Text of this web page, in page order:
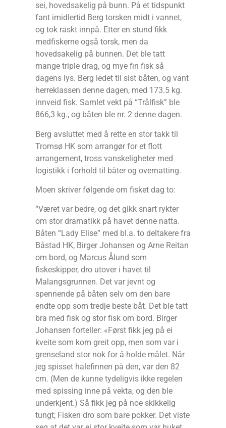
sei, hovedsakelig på bunn. På et tidspunkt
fant imidlertid Berg torsken midt i vannet,
og tok raskt innpå. Etter en stund fikk
medfiskerne også torsk, men da
hovedsakelig på bunnen. Det ble tatt
mange triple drag, og mye fin fisk så
dagens lys. Berg ledet til sist båten, og vant
herreklassen denne dagen, med 173.5 kg.
innveid fisk. Samlet vekt på “Trålfisk” ble
866,3 kg., og båten ble nr. 2 denne dagen.
Berg avsluttet med å rette en stor takk til
Tromsø HK som arrangør for et flott
arrangement, tross vanskeligheter med
logistikk i forhold til båter og overnatting.
Moen skriver følgende om fisket dag to:
“Været var bedre, og det gikk snart rykter
om stor dramatikk på havet denne natta.
Båten “Lady Elise” med bl.a. to deltakere fra
Båstad HK, Birger Johansen og Arne Reitan
om bord, og Marcus Ålund som
fiskeskipper, dro utover i havet til
Malangsgrunnen. Det var jevnt og
spennende på båten selv om den bare
endte opp som tredje beste båt. Det ble tatt
bra med fisk og stor fisk om bord. Birger
Johansen forteller: «Først fikk jeg på ei
kveite som kom greit opp, men som var i
grenseland stor nok for å holde målet. Når
jeg spisset halefinnen på den, var den 82
cm. (Men de kunne tydeligvis ikke regelen
med spissing inne på vekta, og den ble
underkjent.) Så fikk jeg på noe skikkelig
tungt; Fisken dro som bare pokker. Det viste